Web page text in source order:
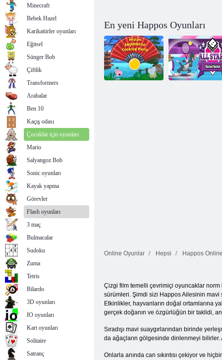
En yeni Happos Oyunları
Online Oyunlar Hepsi Happos
Çizgi film temelli çevrimiçi oyuncaklar
sürümleri. Şimdi sizi Happos Ailesinin mavi
Etkinlikler, hayvanların doğal ortamlarına
gerçek doğanın ve özgürlüğün bir taklidi,
Sıradışı mavi suaygırlarından birinde
da ağaçların gölgesinde dinlenmeyi bilirler.
Onlarla anında can sıkıntısı çekiyor ve
Minecraft
Bebek Hazel
Karikatürler oyunları
Eğitsel
Sünger Bob
Çiftlik
Transformers
Arabalar
Ben 10
Kaçış odası
Çocuklar için oyunları
Mario
Salyangoz Bob
Sonic oyunları
Kayak yapma
Görevler
Flash oyunları
3 maç
Bulmacalar
Sudoku
Zuma
Tetris
Bilardo
3D oyunları
IO oyunları
Kart oyunları
Solitaire
Satranç